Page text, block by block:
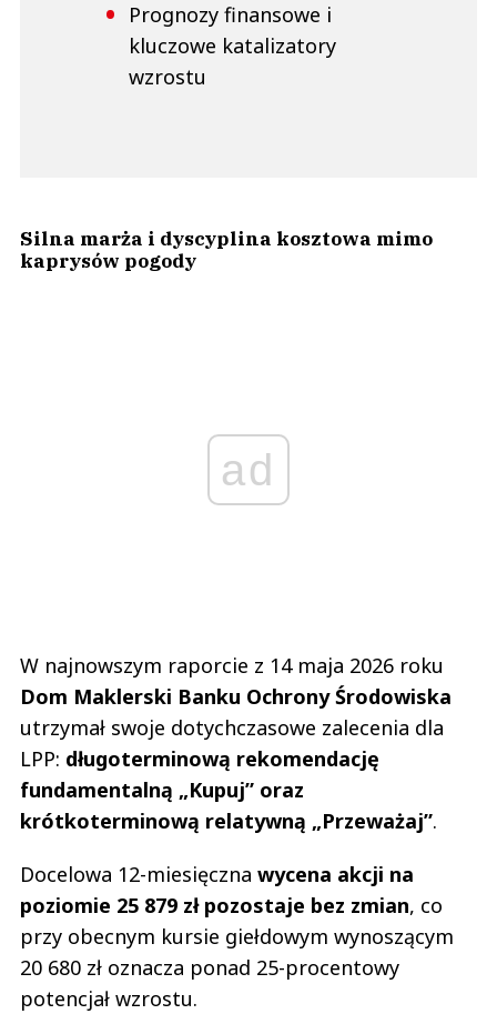
Prognozy finansowe i
kluczowe katalizatory
wzrostu
Silna marża i dyscyplina kosztowa mimo
kaprysów pogody
ad
W najnowszym raporcie z 14 maja 2026 roku
Dom Maklerski Banku Ochrony Środowiska
utrzymał swoje dotychczasowe zalecenia dla
LPP: długoterminową rekomendację
fundamentalną „Kupuj” oraz
krótkoterminową relatywną „Przeważaj”.
Docelowa 12-miesięczna wycena akcji na
poziomie 25 879 zł pozostaje bez zmian, co
przy obecnym kursie giełdowym wynoszącym
20 680 zł oznacza ponad 25-procentowy
potencjał wzrostu.